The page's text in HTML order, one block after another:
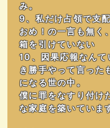
み。
9、私だけ占領で支
おめ！の一言も無く
箱を引けていない
10、因果応報なん
き勝手やって言った
になる世の中。
僕に罪をなすり付け
な家庭を築いていま